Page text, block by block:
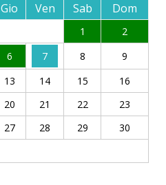
Gio Ven Sab Dom
1
2
6 7 8
9
13 14 15
16
20 21 22
23
27 28 29
30